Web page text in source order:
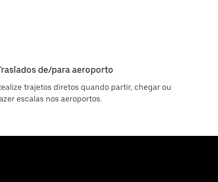
de/para aeroporto
trajetos diretos quando partir, chegar ou
escalas nos aeroportos.